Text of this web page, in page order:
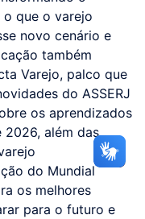
que o varejo
novo cenário e
também
Varejo, palco que
do ASSERJ
os aprendizados
além das
do Mundial
os melhores
para o futuro e